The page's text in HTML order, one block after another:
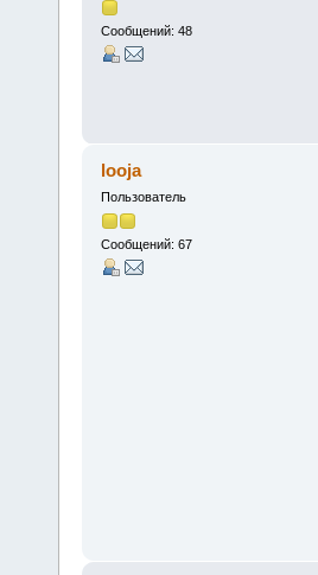
Сообщений: 48
looja
Пользователь
Сообщений: 67